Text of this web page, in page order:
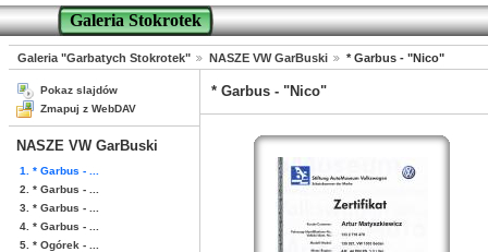
Galeria Stokrotek
Galeria "Garbatych Stokrotek" NASZE VW GarBuski * Garbus - "Nico"
Pokaz slajdów
Zmapuj z WebDAV
NASZE VW GarBuski
1. * Garbus - ...
2. * Garbus - ...
3. * Garbus - ...
4. * Garbus - ...
5. * Ogórek - ...
* Garbus - "Nico"